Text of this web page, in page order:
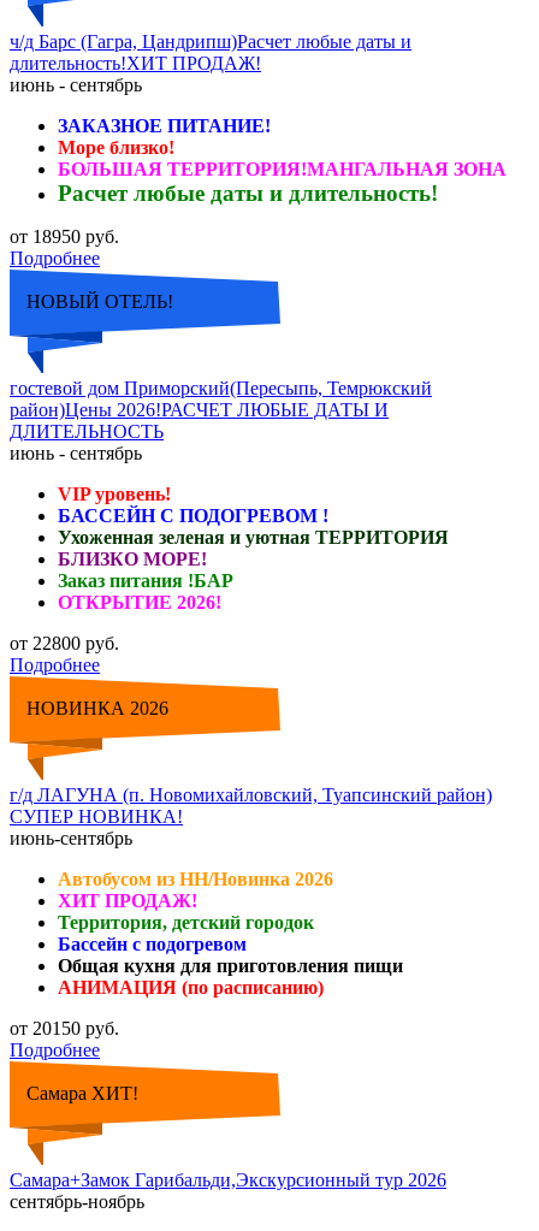
ч/д Барс (Гагра, Цандрипш)Расчет любые даты и
длительность!ХИТ ПРОДАЖ!
июнь - сентябрь
ЗАКАЗНОЕ ПИТАНИЕ!
Море близко!
БОЛЬШАЯ ТЕРРИТОРИЯ!МАНГАЛЬНАЯ ЗОНА
Расчет любые даты и длительность!
от 18950 руб.
Подробнее
НОВЫЙ ОТЕЛЬ!
гостевой дом Приморский(Пересыпь, Темрюкский
район)Цены 2026!РАСЧЕТ ЛЮБЫЕ ДАТЫ И
ДЛИТЕЛЬНОСТЬ
июнь - сентябрь
VIP уровень!
БАССЕЙН С ПОДОГРЕВОМ !
Ухоженная зеленая и уютная ТЕРРИТОРИЯ
БЛИЗКО МОРЕ!
Заказ питания !БАР
ОТКРЫТИЕ 2026!
от 22800 руб.
Подробнее
НОВИНКА 2026
г/д ЛАГУНА (п. Новомихайловский, Туапсинский район)
СУПЕР НОВИНКА!
июнь-сентябрь
Автобусом из НН/Новинка 2026
ХИТ ПРОДАЖ!
Территория, детский городок
Бассейн с подогревом
Общая кухня для приготовления пищи
АНИМАЦИЯ (по расписанию)
от 20150 руб.
Подробнее
Самара ХИТ!
Самара+Замок Гарибальди,Экскурсионный тур 2026
сентябрь-ноябрь